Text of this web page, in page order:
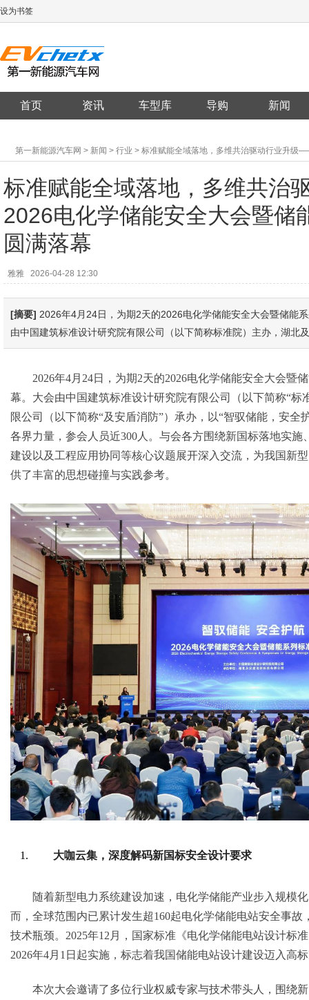
设为书签
首页 资讯 车型库 导购 新闻
第一新能源汽车网 > 新闻 > 行业 > 标准赋能全域落地，多维共治驱动行业升级
标准赋能全域落地，多维共
2026电化学储能安全大会暨储
圆满落幕
雅雅 2026-04-28 12:30
[摘要] 2026年4月24日，为期2天的2026电化学储能安全大会暨储能
由中国建筑标准设计研究院有限公司（以下简称标准院）主办，湖北
2026年4月24日，为期2天的2026电化学储能安全大会暨
幕。大会由中国建筑标准设计研究院有限公司（以下简称“标
限公司（以下简称“及安盾消防”）承办，以“智驭储能，安全
各界力量，参会人员近300人。与会各方围绕新国标落地实
建设以及工程应用协同等核心议题展开深入交流，为我国新
供了丰富的思想碰撞与实践参考。
大咖云集，深度解码新国标安全设计要求
随着新型电力系统建设加速，电化学储能产业步入规模
而，全球范围内已累计发生超160起电化学储能电站安全事
技术瓶颈。2025年12月，国家标准《电化学储能电站设计标
2026年4月1日起实施，标志着我国储能电站设计建设迈入高
本次大会邀请了多位行业权威专家与技术带头人，围绕